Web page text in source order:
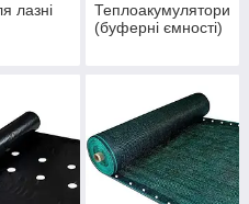
лазні
Теплоакумулятори
(буферні ємності)